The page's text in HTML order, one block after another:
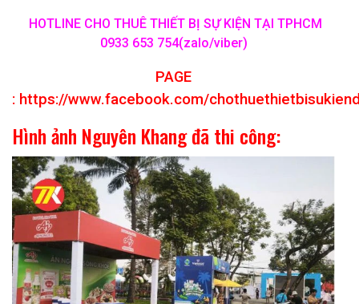
HOTLINE CHO THUÊ THIẾT BỊ SỰ KIỆN TẠI TPHCM
0933 653 754(zalo/viber)
PAGE
: https://www.facebook.com/
Hình ảnh Nguyên Khang đã thi công: